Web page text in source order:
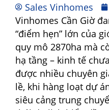
Sales Vinhomes
Vinhomes Cần Giờ
“điểm hẹn” lớn của
quy mô 2870ha mà
hạ tầng – kinh tế
được nhiều chuyên
lề, khi hàng loạt dự
siêu cảng trung